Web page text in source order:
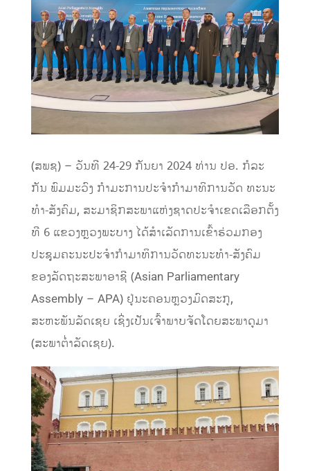
(ສພຊ) – ວັນທີ 24-29 ກັນຍາ 2024 ທ່ານ ປອ. ກໍລະ
ກັນ ພົມມະວົງ ກໍາມະການປະຈໍາກໍາມາທິການວັດ ທະນະ
ທໍາ-ສັງຄົມ, ສະມາຊິກສະພາແຫ່ງຊາດປະຈຳເຂດເລືອກຕັ້ງ
ທີ 6 ແຂວງຫຼວງພະບາງ ໄດ້ສຳເລັດການເຂົ້າຮ່ວມກອງ
ປະຊຸມຄະນະປະຈໍາກໍາມາທິການວັດທະນະທໍາ-ສັງຄົມ
ຂອງລັດຖະສະພາອາຊີ (Asian Parliamentary
Assembly – APA) ຢູ່ນະຄອນຫຼວງມົດສະກູ,
ສະຫະພັນລັດເຊຍ ເຊິ່ງເປັນເຈົ້າພາບຈັດໂດຍສະພາດູມາ
(ສະພາຕໍ່າລັດເຊຍ).